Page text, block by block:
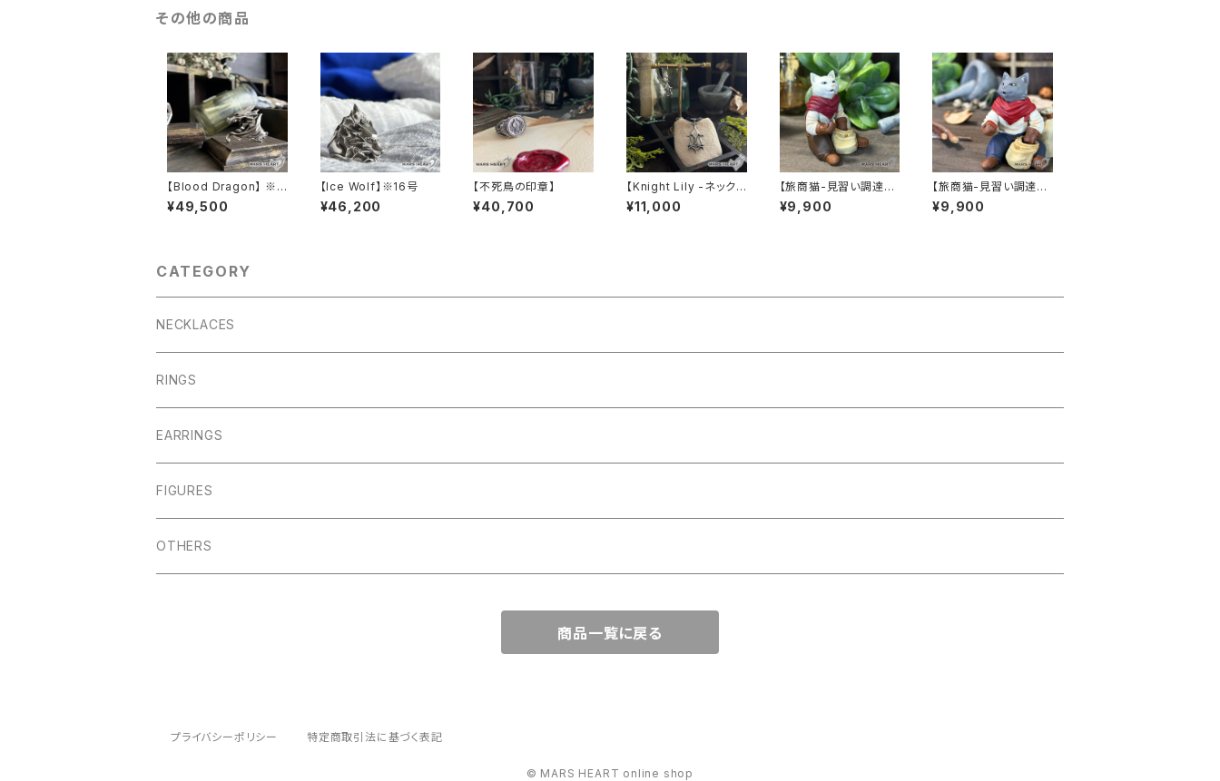
その他の商品
【Blood Dragon】 ※1
2〜13号
¥49,500
【Ice Wolf】※16号
¥46,200
【不死鳥の印章】
¥40,700
【Knight Lily -ネックレ
ス-】
¥11,000
【旅商猫-見習い調達
係-】B
¥9,900
【旅商猫-見習い調達
係-】D
¥9,900
CATEGORY
NECKLACES
RINGS
EARRINGS
FIGURES
OTHERS
商品一覧に戻る
プライバシーポリシー 特定商取引法に基づく表記
© MARS HEART online shop